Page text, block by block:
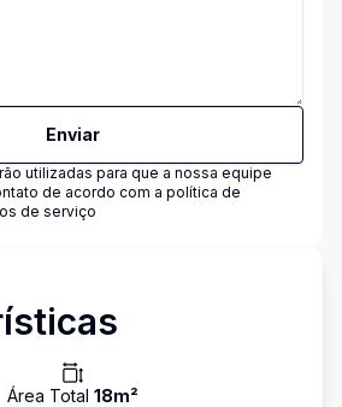
Enviar
utilizadas para que a nossa equipe
de acordo com a política de
de serviço
Área Total 18m²